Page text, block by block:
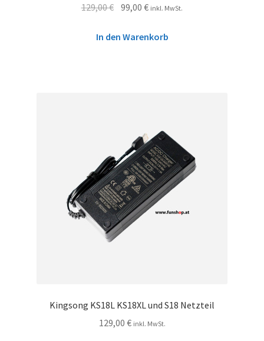
129,00€ 99,00€ inkl. MwSt.
In den Warenkorb
Kingsong KS18L KS18XL und S18 Netzteil
129,00 € inkl. MwSt.